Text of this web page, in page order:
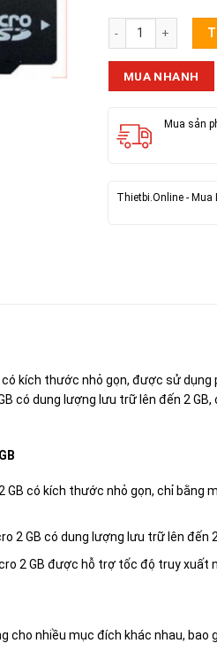
Thẻ Nhớ Micro 2
MUA NHANH
Mua sản
Thietbi.Online - Mua
có kích thước nhỏ gọn, được sử
có dung lượng lưu trữ lên đến 2
GB có kích thước nhỏ gọn, chỉ bằng
2 GB có dung lượng lưu trữ lên
2 GB được hỗ trợ tốc độ truy xuất
cho nhiều mục đích khác nhau, bao